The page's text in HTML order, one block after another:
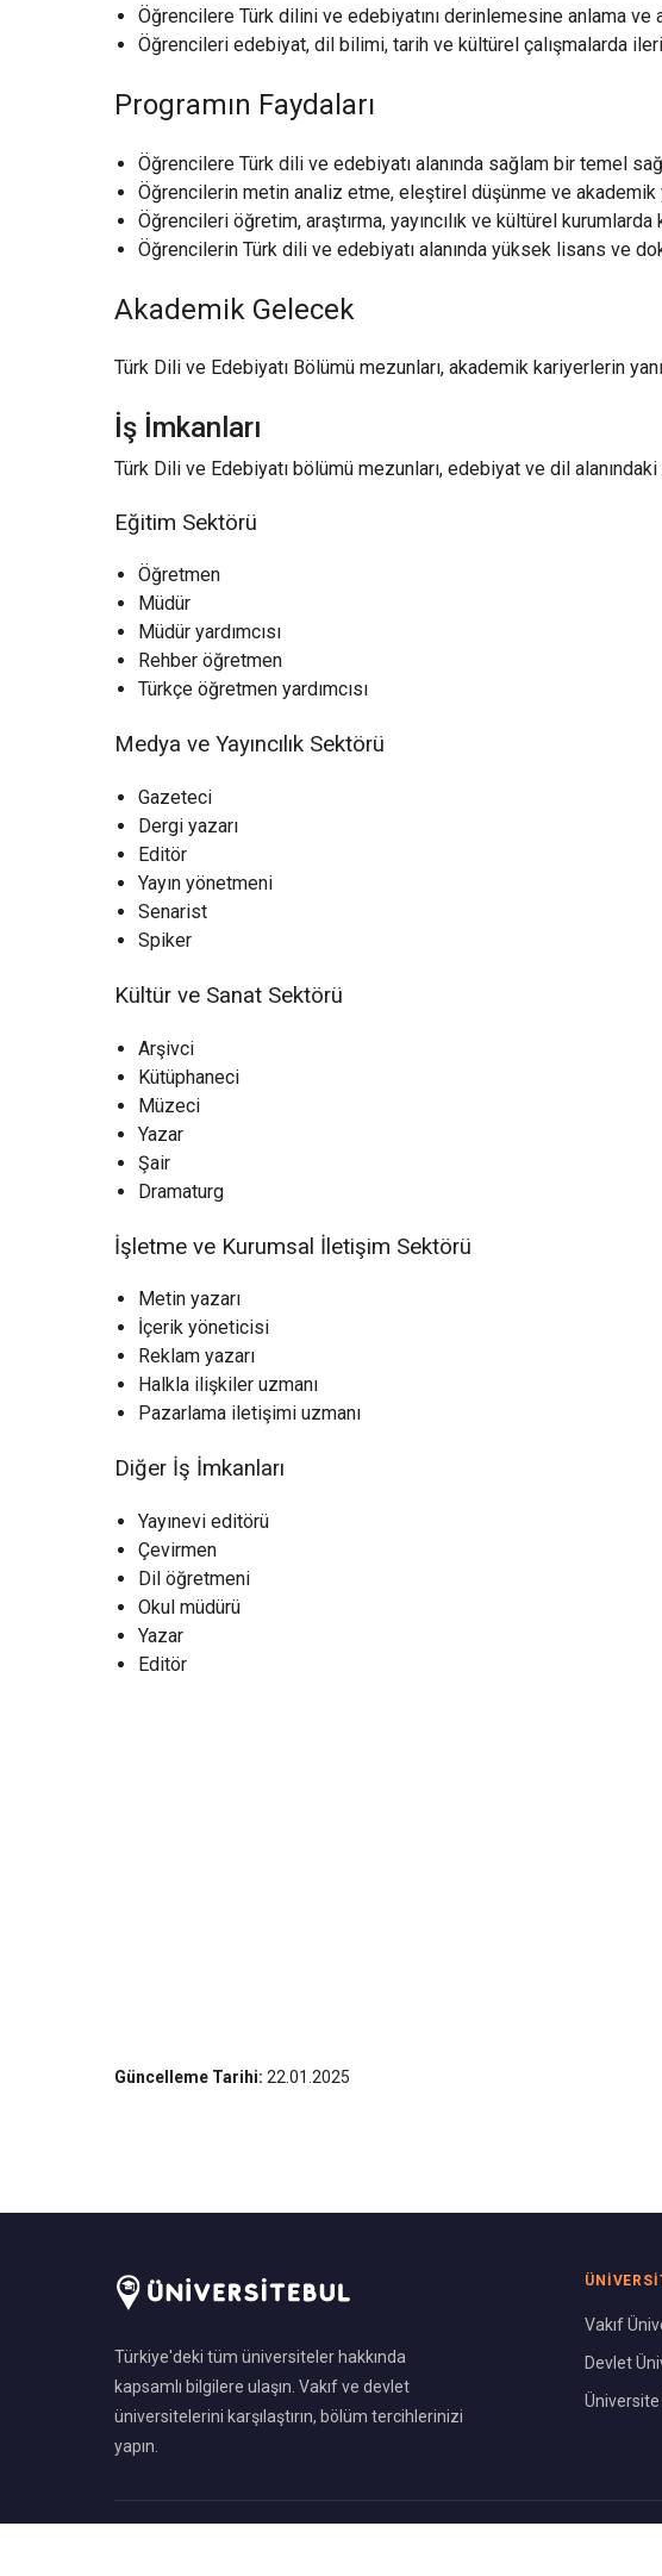
Öğrencilere Türk dilini ve edebiyatını derinlemesine anlama
Öğrencileri edebiyat, dil bilimi, tarih ve kültürel çalışmalarda
Programın Faydaları
Öğrencilere Türk dili ve edebiyatı alanında sağlam bir temel
Öğrencilerin metin analiz etme, eleştirel düşünme ve
Öğrencileri öğretim, araştırma, yayıncılık ve kültürel kurumlarda
Öğrencilerin Türk dili ve edebiyatı alanında yüksek lisans ve
Akademik Gelecek
Türk Dili ve Edebiyatı Bölümü mezunları, akademik kariyerlerin
İş İmkanları
Türk Dili ve Edebiyatı bölümü mezunları, edebiyat ve dil
Eğitim Sektörü
Öğretmen
Müdür
Müdür yardımcısı
Rehber öğretmen
Türkçe öğretmen yardımcısı
Medya ve Yayıncılık Sektörü
Gazeteci
Dergi yazarı
Editör
Yayın yönetmeni
Senarist
Spiker
Kültür ve Sanat Sektörü
Arşivci
Kütüphaneci
Müzeci
Yazar
Şair
Dramaturg
İşletme ve Kurumsal İletişim Sektörü
Metin yazarı
İçerik yöneticisi
Reklam yazarı
Halkla ilişkiler uzmanı
Pazarlama iletişimi uzmanı
Diğer İş İmkanları
Yayınevi editörü
Çevirmen
Dil öğretmeni
Okul müdürü
Yazar
Editör
Güncelleme Tarihi: 22.01.2025
Türkiye'deki tüm üniversiteler hakkında
kapsamlı bilgilere ulaşın. Vakıf ve devlet
üniversitelerini karşılaştırın, bölüm tercihlerinizi
yapın.
Vakıf
Devlet
Üniversite